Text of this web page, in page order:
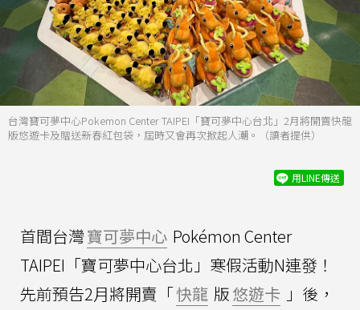
台灣寶可夢中心Pokemon Center TAIPEI「寶可夢中心台北」2月將開賣快龍
版悠遊卡及贈送新春紅包袋，屆時又會再次掀起人潮。（讀者提供）
用LINE傳送
首間台灣寶可夢中心 Pokémon Center
TAIPEI「寶可夢中心台北」寒假活動N連發！
先前預告2月將開賣「快龍 版悠遊卡 」後，